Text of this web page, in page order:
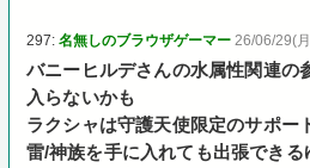
297:名無しのブラウザゲーマー 26/06/29(
バニーヒルデさんの水属性関連の
入らないかも
ラクシャは守護天使限定のサポー
雷/神族を手に入れても出張でき